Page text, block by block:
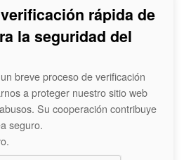
rápida de
la seguridad del
breve proceso de verificación
a proteger nuestro sitio web
Su cooperación contribuye
seguro.